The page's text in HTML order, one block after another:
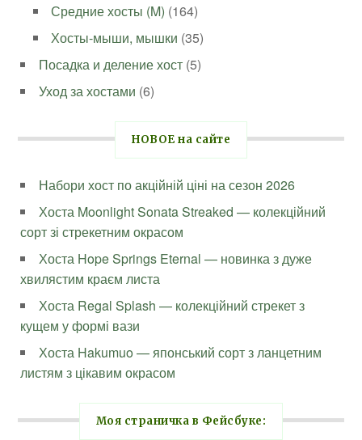
Средние хосты (M) (164)
Хосты-мыши, мышки (35)
Посадка и деление хост (5)
Уход за хостами (6)
НОВОЕ на сайте
Набори хост по акційній ціні на сезон 2026
Хоста Moonlight Sonata Streaked — колекційний
сорт зі стрекетним окрасом
Хоста Hope Springs Eternal — новинка з дуже
хвилястим краєм листа
Хоста Regal Splash — колекційний стрекет з
кущем у формі вази
Хоста Hakumuo — японський сорт з ланцетним
листям з цікавим окрасом
Моя страничка в Фейсбуке: